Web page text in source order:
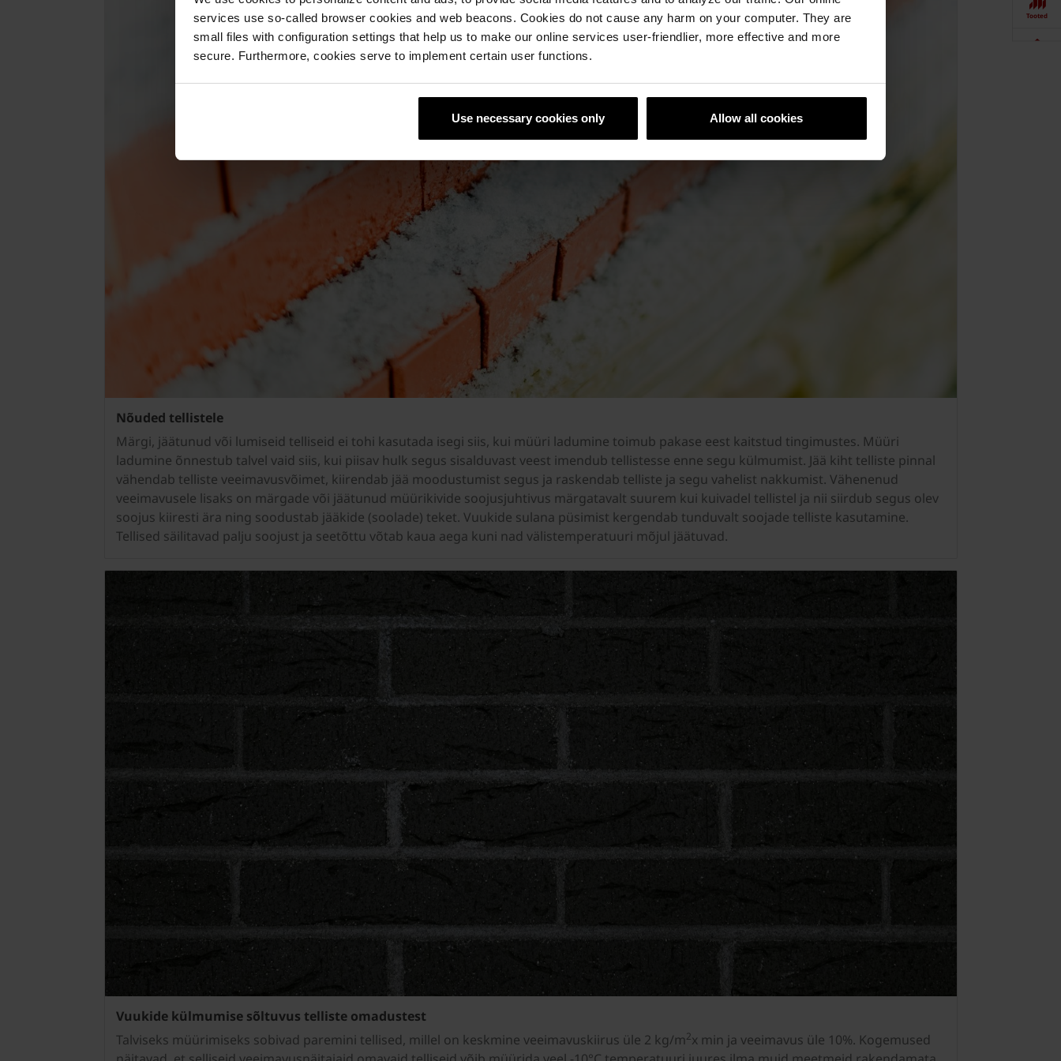
services use so-called browser cookies and web beacons. Cookies do not cause any harm on your computer. They are
small files with configuration settings that help us to make our online services user-friendlier, more effective and more
secure. Furthermore, cookies serve to implement certain user functions.
Use necessary cookies only Allow all cookies
Nõuded tellistele
Märgi, jäätunud või lumiseid telliseid ei tohi kasutada isegi siis, kui müüri ladumine toimub pakase eest kaitstud tingimustes. Müüri
ladumine õnnestub talvel vaid siis, kui piisav hulk segus sisalduvast veest imendub tellistesse enne segu külmumist. Jää kiht telliste pinnal
vähendab telliste veeimavusvõimet, kiirendab jää moodustumist segus ja raskendab telliste ja segu vahelist nakkumist. Vähenenud
veeimavusele lisaks on märgade või jäätunud müürikivide soojusjuhtivus märgatavalt suurem kui kuivadel tellistel ja nii siirdub segus olev
soojus kiiresti ära ning soodustab jääkide (soolade) teket. Vuukide sulana püsimist kergendab tunduvalt soojade telliste kasutamine.
Tellised säilitavad palju soojust ja seetõttu võtab kaua aega kuni nad välistemperatuuri mõjul jäätuvad.
Vuukide külmumise sõltuvus telliste omadustest
Talviseks müürimiseks sobivad paremini tellised, millel on keskmine veeimavuskiirus üle 2 kg/m2x min ja veeimavus üle 10%. Kogemused
Tooted